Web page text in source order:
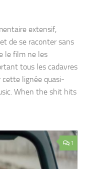
extensif,
de se raconter sans
le film ne les
tous les cadavres
cette lignée quasi-
When the shit hits
1